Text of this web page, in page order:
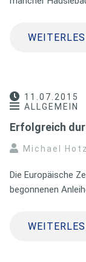
11.07.2015
ALLGEMEIN
Erfolgreich
Michael
Die Europäische
begonnenen